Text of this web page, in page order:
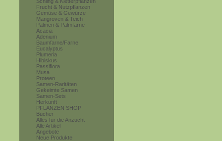
Frucht & Nutzpflanzen
Gemüse & Gewürze
Mangroven & Teich
Palmen & Palmfarne
Acacia
Adenium
Baumfarne/Farne
Eucalyptus
Plumeria
Hibiskus
Passiflora
Musa
Proteen
Samen-Raritäten
Gekeimte Samen
Samen-Sets
Herkunft
PFLANZEN SHOP
Bücher
Alles für die Anzucht
Alle Artikel
Angebote
Neue Produkte